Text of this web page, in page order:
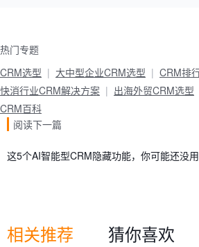
热门专题
CRM选型
大中型企业CRM选型 CRM排
快消行业CRM解决方案
出海外贸CRM选型
CRM百科
阅读下一篇
这5个AI智能型CRM隐藏功能，你可能还没
相关推荐 猜你喜欢